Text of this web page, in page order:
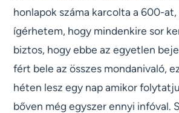
honlapok száma karcolta a 600-at,
ígérhetem, hogy mindenkire sor
biztos, hogy ebbe az egyetlen
fért bele az összes mondanivaló,
héten lesz egy nap amikor
bőven még egyszer ennyi infóval.